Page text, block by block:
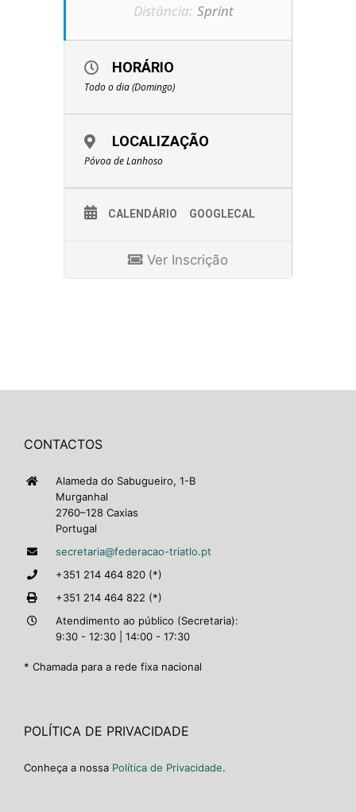
Distância: Sprint
HORÁRIO
Todo o dia (Domingo)
LOCALIZAÇÃO
Póvoa de Lanhoso
CALENDÁRIO GOOGLECAL
Ver Inscrição
CONTACTOS
Alameda do Sabugueiro, 1-B
Murganhal
2760–128 Caxias
Portugal
secretaria@federacao-triatlo.pt
+351 214 464 820 (*)
+351 214 464 822 (*)
Atendimento ao público (Secretaria):
9:30 - 12:30 | 14:00 - 17:30
* Chamada para a rede fixa nacional
POLÍTICA DE PRIVACIDADE
Conheça a nossa Política de Privacidade.